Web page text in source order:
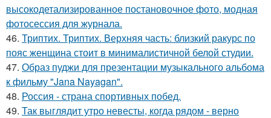
высокодетализированное постановочное фото, модная
фотосессия для журнала.
46. Триптих. Триптих. Верхняя часть: близкий ракурс по
пояс женщина стоит в минималистичной белой студии.
47. Образ пуджи для презентации музыкального альбома
к фильму "Jana Nayagan".
48. Россия - страна спортивных побед.
49. Так выглядит утро невесты, когда рядом - верно